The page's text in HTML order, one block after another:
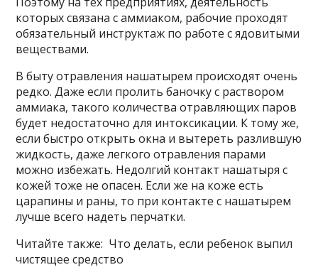
которых связана с аммиаком, рабочие проходят
обязательный инструктаж по работе с ядовитыми
веществами.
В быту отравления нашатырем происходят очень
редко. Даже если пролить баночку с раствором
аммиака, такого количества отравляющих паров
будет недостаточно для интоксикации. К тому же,
если быстро открыть окна и вытереть разлившую
жидкость, даже легкого отравления парами
можно избежать. Недолгий контакт нашатыря с
кожей тоже не опасен. Если же на коже есть
царапины и раны, то при контакте с нашатырем
лучше всего надеть перчатки.
Читайте также: Что делать, если ребенок выпил
чистящее средство